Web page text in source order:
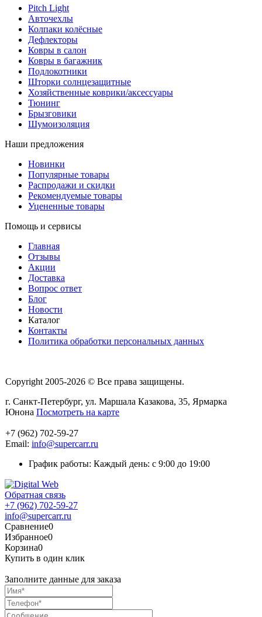
Pitch Light
Авточехлы
Колпаки колёсные
Дефлекторы
Ковры в салон
Ковры в багажник
Подлокотники
Шторки солнцезащитные
Хозяйственные коврики/аксессуары
Тюнинг
Брызговики
Шумоизоляция
Наши предложения
Новинки
Популярные товары
Распродажи и скидки
Рекомендуемые товары
Уцененные товары
Помощь и сервисы
Главная
Отзывы
Акции
Доставка
Вопрос ответ
Блог
Новости
Каталог
Контакты
Политика обработки персональных данных
Copyright 2005-2026 © Все права защищены.
г. Санкт-Петербург, ул. Маршала Казакова, 35, Ярмарка
Юнона Посмотреть на карте
+7 (962) 702-59-27
Email: info@supercarr.ru
График работы: Каждый день: с 9:00 до 19:00
Обратная связь
+7 (962) 702-59-27
info@supercarr.ru
Сравнение0
Избранное0
Корзина0
Купить в один клик
Заполните данные для заказа